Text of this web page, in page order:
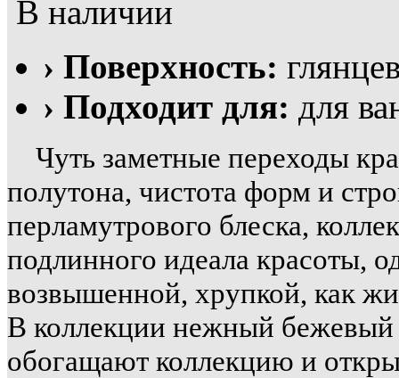
В наличии
› Поверхность:
› Подходит для: для
Чуть заметные переходы
полутона, чистота форм и
перламутрового блеска,
подлинного идеала красоты,
возвышенной, хрупкой, как
В коллекции нежный
обогащают коллекцию и